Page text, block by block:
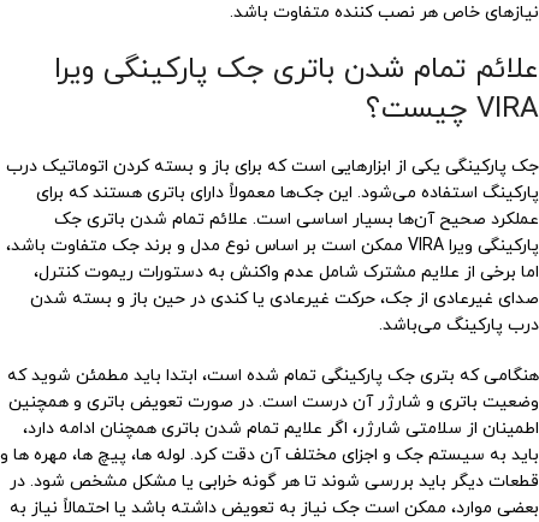
نیازهای خاص هر نصب کننده متفاوت باشد.
علائم تمام شدن باتری جک پارکینگی ویرا
VIRA چیست؟
جک پارکینگی یکی از ابزارهایی است که برای باز و بسته کردن اتوماتیک درب
پارکینگ استفاده می‌شود. این جک‌ها معمولاً دارای باتری هستند که برای
عملکرد صحیح آن‌ها بسیار اساسی است. علائم تمام شدن باتری جک
پارکینگی ویرا VIRA ممکن است بر اساس نوع مدل و برند جک متفاوت باشد،
اما برخی از علایم مشترک شامل عدم واکنش به دستورات ریموت کنترل،
صدای غیرعادی از جک، حرکت غیرعادی یا کندی در حین باز و بسته شدن
درب پارکینگ می‌باشد.
هنگامی که بتری جک پارکینگی تمام شده است، ابتدا باید مطمئن شوید که
وضعیت باتری و شارژر آن درست است. در صورت تعویض باتری و همچنین
اطمینان از سلامتی شارژر، اگر علایم تمام شدن باتری همچنان ادامه دارد،
باید به سیستم جک و اجزای مختلف آن دقت کرد. لوله ها، پیچ ها، مهره ها و
قطعات دیگر باید بررسی شوند تا هر گونه خرابی یا مشکل مشخص شود. در
بعضی موارد، ممکن است جک نیاز به تعویض داشته باشد یا احتمالاً نیاز به